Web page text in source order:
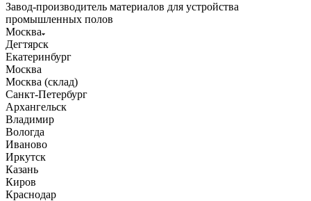
Завод-производитель материалов для устройства
промышленных полов
Москва
Дегтярск
Екатеринбург
Москва
Москва (склад)
Санкт-Петербург
Архангельск
Владимир
Вологда
Иваново
Иркутск
Казань
Киров
Краснодар